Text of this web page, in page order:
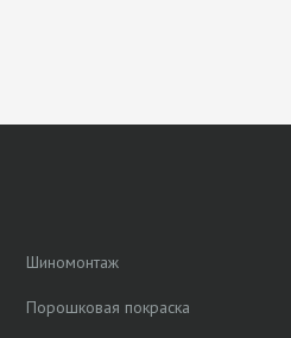
Шиномонтаж
Порошковая покраска